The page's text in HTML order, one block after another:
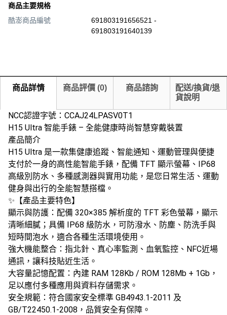
商品主要規格
酷澎商品編號
691803191656521 -
691803191640139
商品詳情 商品評價 (0) 商品諮詢
配送/換貨/退
貨說明
NCC認證字號：CCAJ24LPASV0T1
H15 Ultra 智能手錶 – 全能健康時尚智慧穿戴裝置
產品簡介
H15 Ultra 是一款集健康追蹤、智能通知、運動管理與便捷
支付於一身的高性能智能手錶，配備 TFT 顯示螢幕、IP68
高級別防水、多種感測器與實用功能，是您日常生活、運動
健身與出行的全能智慧搭檔。
✨【產品主要特色】
​顯示與防護​：配備 320×385 解析度的 TFT 彩色螢幕，顯示
清晰細膩；具備 ​IP68 級防水，可防潑水、防塵、防洗手與
短時間泡水，適合各種生活環境使用。
​強大機能整合​：指北針、真心率監測、血氧監控、NFC近場
通訊，讓科技貼近生活。
​大容量記憶配置​：內建 RAM 128Kb / ROM 128Mb + 1Gb，
足以應付多種應用與資料存儲需求。
​安全規範​：符合國家安全標準 ​GB4943.1-2011​ 及 ​
GB/T22450.1-2008，品質安全有保障。